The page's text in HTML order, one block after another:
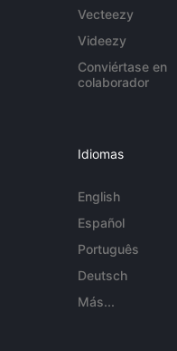
Vecteezy
Videezy
Conviértase en
colaborador
Idiomas
English
Español
Português
Deutsch
Más...